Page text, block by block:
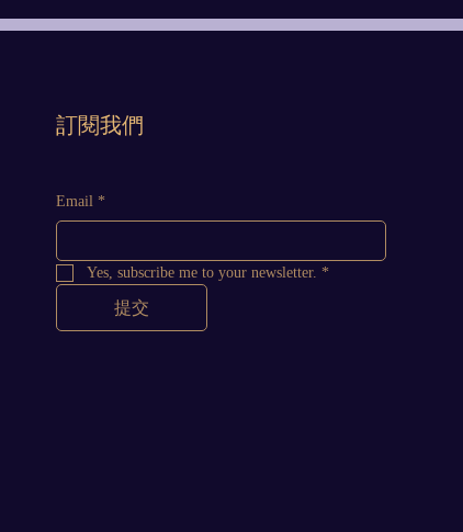
​訂閱我們
Email *
Yes, subscribe me to your newsletter. *
提交